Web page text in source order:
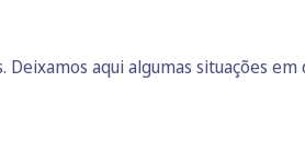
aqui algumas situações